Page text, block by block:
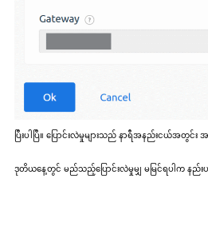
ပြီးပါပြီ။ ပြောင်းလဲမှုများသည် နာရီအနည်းငယ်အတွင်
ဒုတိယနေ့တွင် မည်သည့်ပြောင်းလဲမှုမျှ မမြင်ရပါက နည်